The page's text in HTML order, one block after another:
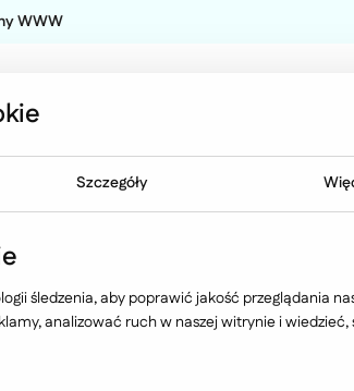
WWW
Szczegóły
śledzenia, aby poprawić jakość przeglądania
analizować ruch w naszej witrynie i wiedzieć,